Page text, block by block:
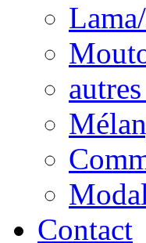
Contact